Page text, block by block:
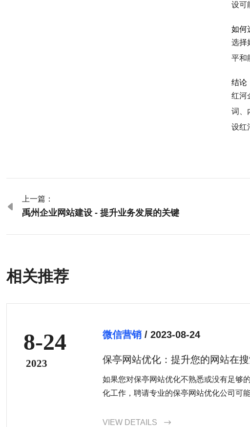
设可
如何
选择
平和
结论
红河
词、
设红

上一篇：
禹州企业网站建设 - 提升业务发展的关键
相关推荐
8-24
2023
微信营销/ 2023-08-24
保亭网站优化：提升您的网站在
如果您对保亭网站优化不熟悉或没有足够
化工作，聘请专业的保亭网站优化公司可
效的优化策略。
VIEW DETAILS 